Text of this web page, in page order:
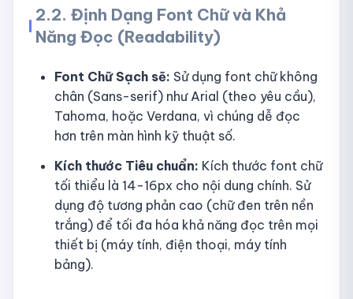
2.2. Định Dạng Font Chữ và Khả
Năng Đọc (Readability)
Font Chữ Sạch sẽ: Sử dụng font chữ không
chân (Sans-serif) như Arial (theo yêu cầu),
Tahoma, hoặc Verdana, vì chúng dễ đọc
hơn trên màn hình kỹ thuật số.
Kích thước Tiêu chuẩn: Kích thước font chữ
tối thiểu là 14-16px cho nội dung chính. Sử
dụng độ tương phản cao (chữ đen trên nền
trắng) để tối đa hóa khả năng đọc trên mọi
thiết bị (máy tính, điện thoại, máy tính
bảng).